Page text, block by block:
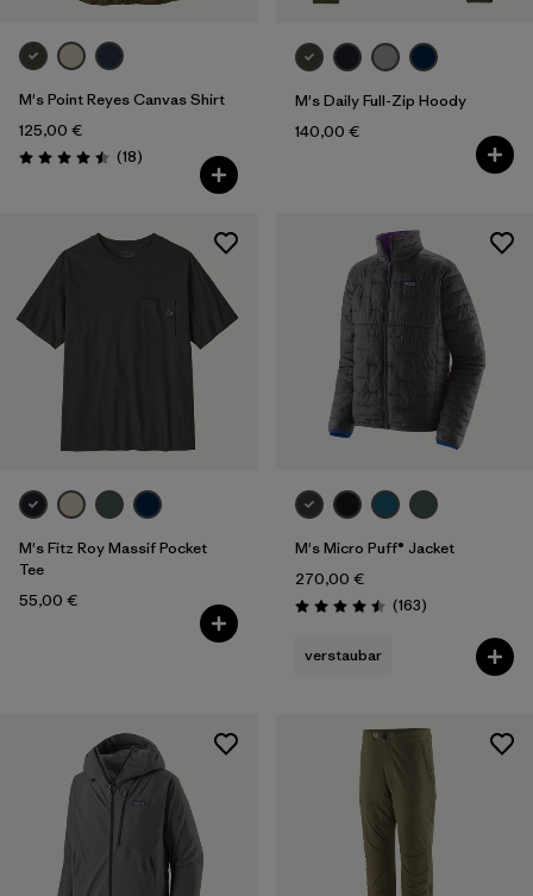
M's Point Reyes Canvas Shirt
125,00 €
Bewertung: 4.5 / 5
(18Rezensionen
)
M's Daily Full-Zip Hoody
140,00 €
M's Fitz Roy Massif Pocket
Tee
55,00 €
M's Micro Puff® Jacket
270,00 €
Bewertung: 4.5 / 5
(163Rezensionen
)
verstaubar